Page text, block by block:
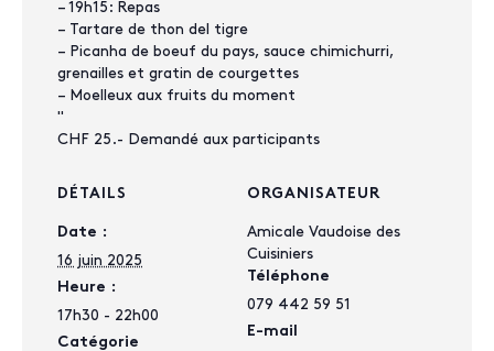
– 19h15: Repas
– Tartare de thon del tigre
– Picanha de boeuf du pays, sauce chimichurri,
grenailles et gratin de courgettes
– Moelleux aux fruits du moment
CHF 25.- Demandé aux participants
DÉTAILS
Date :
16 juin 2025
Heure :
17h30 - 22h00
Catégorie
ORGANISATEUR
Amicale Vaudoise des
Cuisiniers
Téléphone
079 442 59 51
E-mail